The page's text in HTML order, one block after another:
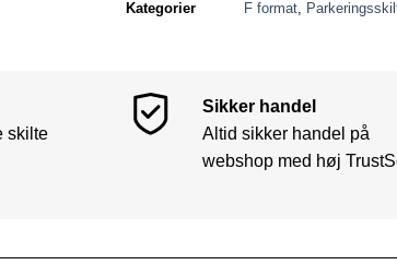
Kategorier F format
skilte
Sikker handel
Altid sikker handel på
webshop med høj